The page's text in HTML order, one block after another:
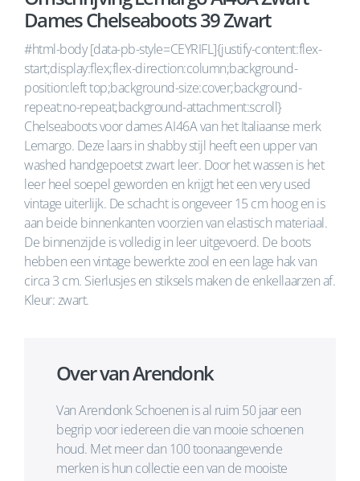
Dames Chelseaboots 39 Zwart
#html-body [data-pb-style=CEYRIFL]{justify-content:flex-
start;display:flex;flex-direction:column;background-
position:left top;background-size:cover;background-
repeat:no-repeat;background-attachment:scroll}
Chelseaboots voor dames AI46A van het Italiaanse merk
Lemargo. Deze laars in shabby stijl heeft een upper van
washed handgepoetst zwart leer. Door het wassen is het
leer heel soepel geworden en krijgt het een very used
vintage uiterlijk. De schacht is ongeveer 15 cm hoog en is
aan beide binnenkanten voorzien van elastisch materiaal.
De binnenzijde is volledig in leer uitgevoerd. De boots
hebben een vintage bewerkte zool en een lage hak van
circa 3 cm. Sierlusjes en stiksels maken de enkellaarzen af.
Kleur: zwart.
Over van Arendonk
Van Arendonk Schoenen is al ruim 50 jaar een
begrip voor iedereen die van mooie schoenen
houd. Met meer dan 100 toonaangevende
merken is hun collectie een van de mooiste